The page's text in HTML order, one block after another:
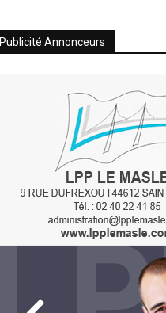
Publicité Annonceurs